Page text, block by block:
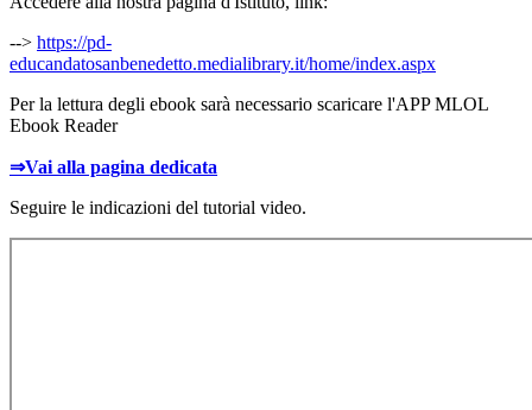
--> https://pd-
educandatosanbenedetto.medialibrary.it/home/index.aspx
Per la lettura degli ebook sarà necessario scaricare l'APP MLOL
Ebook Reader
⇒Vai alla pagina dedicata
Seguire le indicazioni del tutorial video.